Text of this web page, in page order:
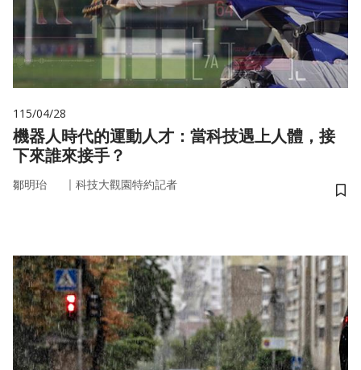
115/04/28
機器人時代的運動人才：當科技遇上人體，接
下來誰來接手？
鄒明珆 ｜ 科技大觀園特約記者
儲